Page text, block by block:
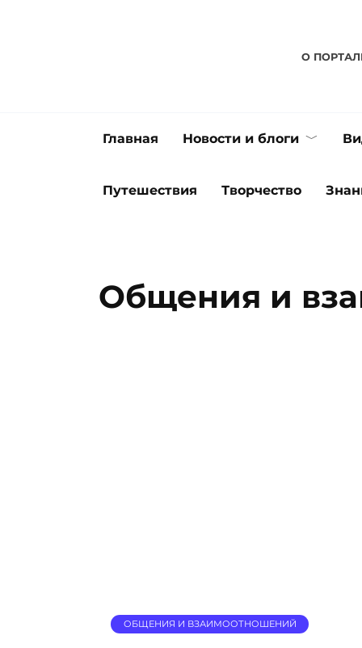
О
Главная Новости и блоги
Путешествия Творчество
Общения и
ОБЩЕНИЯ И ВЗАИМООТНОШЕНИЙ